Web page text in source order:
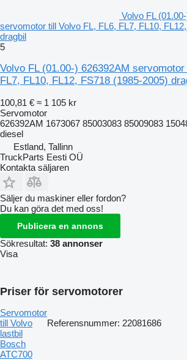
Volvo FL
servomotor till Volvo FL, FL6, FL7, FL10,
dragbil
5
Volvo FL (01.00-) 626392AM
FL7, FL10, FL12, FS718 (1985-2005)
100,81 € ≈ 1 105 kr
Servomotor
626392AM 1673067 85003083 85009083
diesel
Estland, Tallinn
TruckParts Eesti OÜ
Kontakta säljaren
Säljer du maskiner eller fordon?
Du kan göra det med oss!
Publicera en annons
Sökresultat: 38 annonser
Visa
Priser för servomotorer
Servomotor
till Volvo
lastbil
Referensnummer: 22081686
Bosch
ATC700